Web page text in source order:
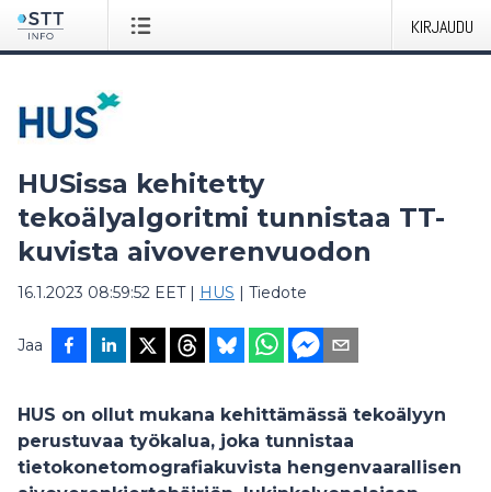
KIRJAUDU
HUSissa kehitetty
tekoälyalgoritmi tunnistaa TT-
kuvista aivoverenvuodon
16.1.2023 08:59:52 EET| HUS | Tiedote
Jaa
HUS on ollut mukana kehittämässä tekoälyyn
perustuvaa työkalua, joka tunnistaa
tietokonetomografiakuvista hengenvaarallisen